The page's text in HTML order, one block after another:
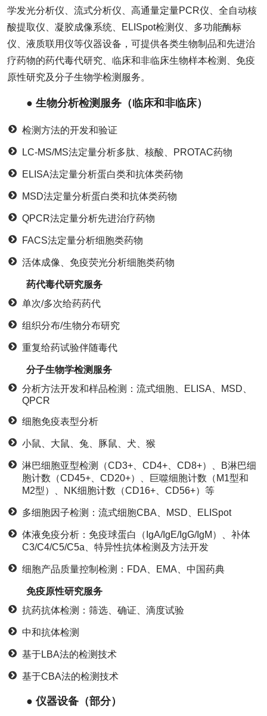
学发光分析仪、流式分析仪、高通量定量PCR仪、全自动核
酸提取仪、凝胶成像系统、ELISpot检测仪、多功能酶标
仪、液质联用仪等仪器设备，可提供各类生物制品和先进治
疗药物的药代毒代研究、临床和非临床生物样本检测、免疫
原性研究及分子生物学检测服务。
● 生物分析检测服务（临床和非临床）
检测方法的开发和验证
LC-MS/MS法定量分析多肽、核酸、PROTAC药物
ELISA法定量分析蛋白类和抗体类药物
MSD法定量分析蛋白类和抗体类药物
QPCR法定量分析先进治疗药物
FACS法定量分析细胞类药物
活体成像、免疫荧光分析细胞类药物
药代毒代研究服务
单次/多次给药药代
组织分布/生物分布研究
重复给药试验伴随毒代
分子生物学检测服务
分析方法开发和样品检测：流式细胞、ELISA、MSD、
QPCR
细胞免疫表型分析
小鼠、大鼠、兔、豚鼠、犬、猴
淋巴细胞亚型检测（CD3+、CD4+、CD8+）、B淋巴细
胞计数（CD45+、CD20+）、巨噬细胞计数（M1型和
M2型）、NK细胞计数（CD16+、CD56+）等
多细胞因子检测：流式细胞CBA、MSD、ELISpot
体液免疫分析：免疫球蛋白（IgA/IgE/IgG/IgM）、补体
C3/C4/C5/C5a、特异性抗体检测及方法开发
细胞产品质量控制检测：FDA、EMA、中国药典
免疫原性研究服务
抗药抗体检测：筛选、确证、滴度试验
中和抗体检测
基于LBA法的检测技术
基于CBA法的检测技术
● 仪器设备（部分）